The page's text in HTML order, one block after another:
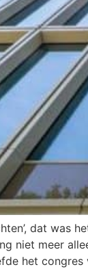
dat was
niet meer
het